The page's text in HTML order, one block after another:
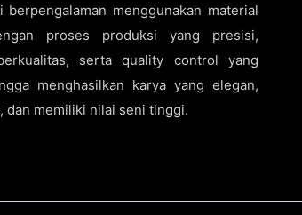
berpengalaman menggunakan material
proses produksi yang presisi,
serta quality control yang
menghasilkan karya yang elegan,
dan memiliki nilai seni tinggi.